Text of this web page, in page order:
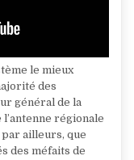
le mieux
des
général de la
l’antenne régionale
par ailleurs, que
des méfaits de